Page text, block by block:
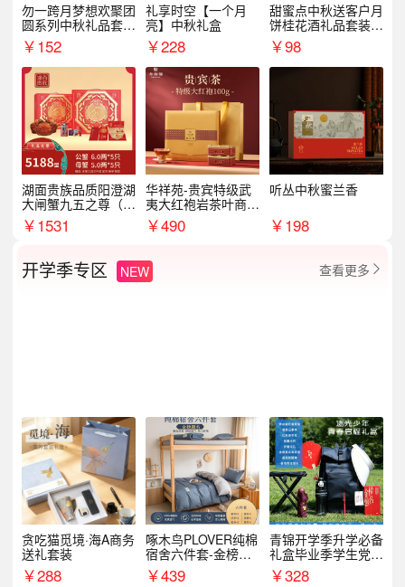
勿一跨月梦想欢聚团
圆系列中秋礼品套装
企业送客户商务伴手
礼
￥152
礼享时空【一个月
亮】中秋礼盒
￥228
甜蜜点中秋送客户月
饼桂花酒礼品套装D
AL1377
￥98
湖面贵族品质阳澄湖
大闸蟹九五之尊（卡
券）5188型
￥1531
华祥苑-贵宾特级武
夷大红袍岩茶叶商务
礼盒中秋节送长辈1
00g
￥490
听丛中秋蜜兰香
￥198
开学季专区 NEW 查看更多 
贪吃猫觅境·海A商务
送礼套装
￥288
啄木鸟PLOVER纯棉
宿舍六件套-金榜题
名
￥439
青锦开学季升学必备
礼盒毕业季学生党户
外出行备考装备礼品
￥328